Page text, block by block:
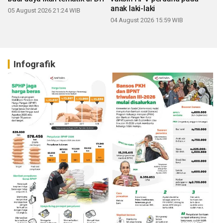
05 August 2026 21:24 WIB
anak laki-laki
04 August 2026 15:59 WIB
Infografik